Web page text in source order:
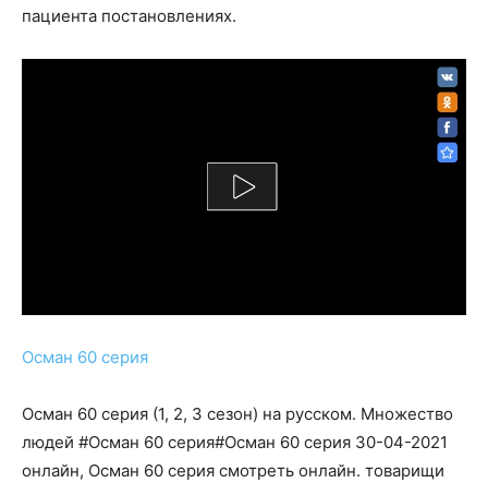
пациента постановлениях.
Осман 60 серия
Осман 60 серия (1, 2, 3 сезон) на русском. Множество
людей #Осман 60 серия#Осман 60 серия 30-04-2021
онлайн, Осман 60 серия смотреть онлайн. товарищи